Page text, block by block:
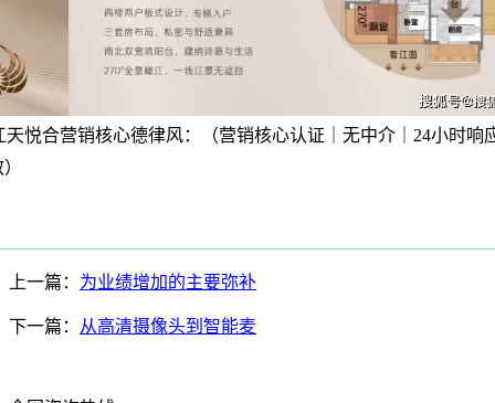
悦合营销核心德律风：（营销核心认证｜无中介｜24小时响
上一篇： 为业绩增加的主要弥补
下一篇： 从高清摄像头到智能麦